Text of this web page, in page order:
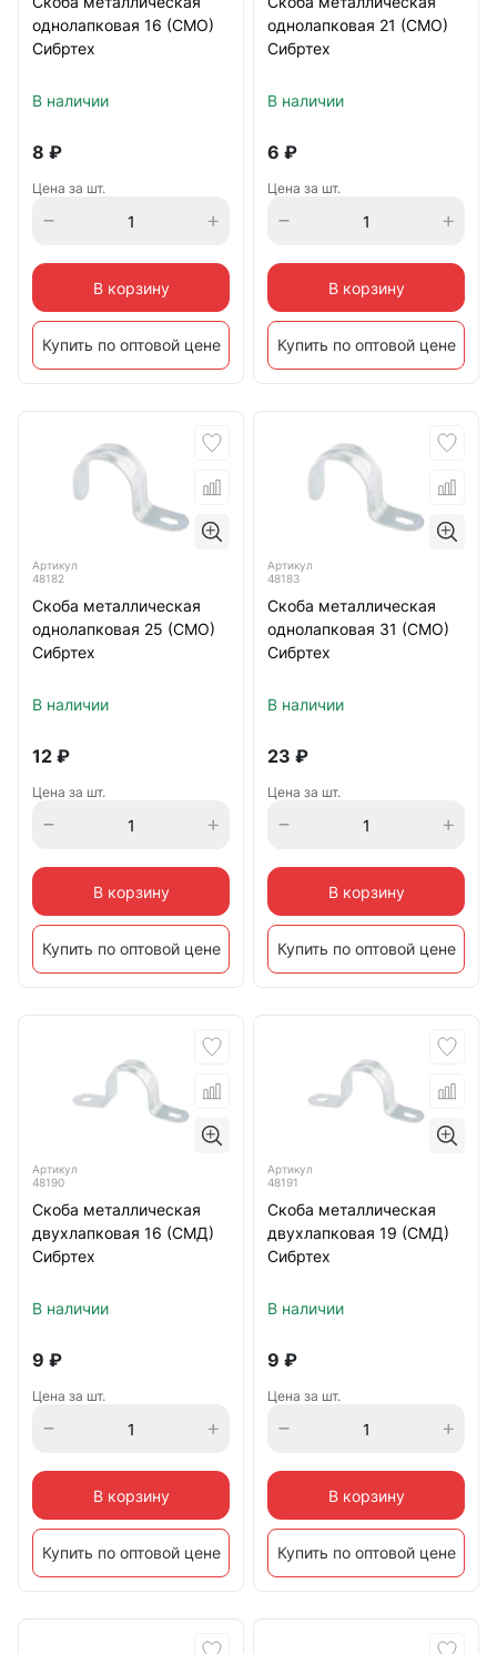
однолапковая 16 (СМО)
Сибртех
В наличии
8 ₽
Цена за шт.
В корзину
Купить по оптовой цене
однолапковая 21 (СМО)
Сибртех
В наличии
6 ₽
Цена за шт.
В корзину
Купить по оптовой цене
Артикул
48182
Скоба металлическая
однолапковая 25 (СМО)
Сибртех
В наличии
12 ₽
Цена за шт.
В корзину
Купить по оптовой цене
Артикул
48183
Скоба металлическая
однолапковая 31 (СМО)
Сибртех
В наличии
23 ₽
Цена за шт.
В корзину
Купить по оптовой цене
Артикул
48190
Скоба металлическая
двухлапковая 16 (СМД)
Сибртех
В наличии
9 ₽
Цена за шт.
В корзину
Купить по оптовой цене
Артикул
48191
Скоба металлическая
двухлапковая 19 (СМД)
Сибртех
В наличии
9 ₽
Цена за шт.
В корзину
Купить по оптовой цене